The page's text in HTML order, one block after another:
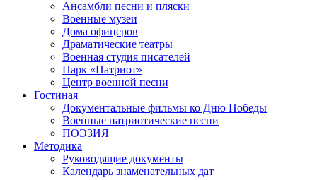
Ансамбли песни и пляски
Военные музеи
Дома офицеров
Драматические театры
Военная студия писателей
Парк «Патриот»
Центр военной песни
Гостиная
Документальные фильмы ко Дню Победы
Военные патриотические песни
ПОЭЗИЯ
Методика
Руководящие документы
Календарь знаменательных дат